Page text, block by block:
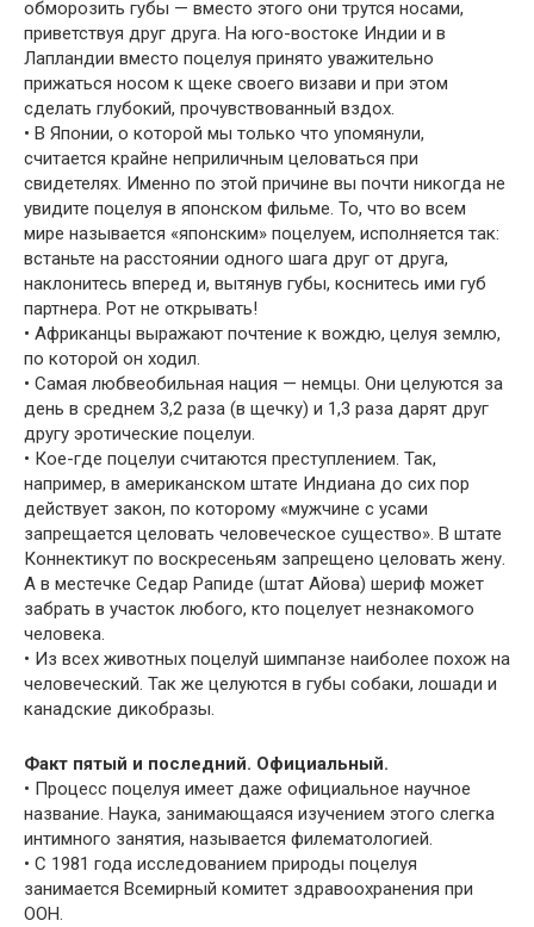
обморозить губы — вместо этого они трутся носами,
приветствуя друг друга. На юго-востоке Индии и в
Лапландии вместо поцелуя принято уважительно
прижаться носом к щеке своего визави и при этом
сделать глубокий, прочувствованный вздох.
• В Японии, о которой мы только что упомянули,
считается крайне неприличным целоваться при
свидетелях. Именно по этой причине вы почти никогда не
увидите поцелуя в японском фильме. То, что во всем
мире называется «японским» поцелуем, исполняется так:
встаньте на расстоянии одного шага друг от друга,
наклонитесь вперед и, вытянув губы, коснитесь ими губ
партнера. Рот не открывать!
• Африканцы выражают почтение к вождю, целуя землю,
по которой он ходил.
• Самая любвеобильная нация — немцы. Они целуются за
день в среднем 3,2 раза (в щечку) и 1,3 раза дарят друг
другу эротические поцелуи.
• Кое-где поцелуи считаются преступлением. Так,
например, в американском штате Индиана до сих пор
действует закон, по которому «мужчине с усами
запрещается целовать человеческое существо». В штате
Коннектикут по воскресеньям запрещено целовать жену.
А в местечке Седар Рапиде (штат Айова) шериф может
забрать в участок любого, кто поцелует незнакомого
человека.
• Из всех животных поцелуй шимпанзе наиболее похож на
человеческий. Так же целуются в губы собаки, лошади и
канадские дикобразы.
Факт пятый и последний. Официальный.
• Процесс поцелуя имеет даже официальное научное
название. Наука, занимающаяся изучением этого слегка
интимного занятия, называется филематологией.
• С 1981 года исследованием природы поцелуя
занимается Всемирный комитет здравоохранения при
ООН.